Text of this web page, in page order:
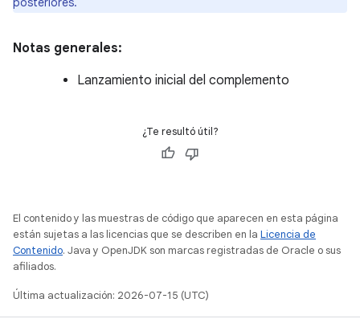
Notas generales:
Lanzamiento inicial del complemento
¿Te resultó útil?
El contenido y las muestras de código que aparecen en esta página
están sujetas a las licencias que se describen en la Licencia de
Contenido. Java y OpenJDK son marcas registradas de Oracle o sus
afiliados.
Última actualización: 2026-07-15 (UTC)